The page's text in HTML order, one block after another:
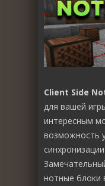
Client Side
для вашей
интересным
возможность
нотные блоки